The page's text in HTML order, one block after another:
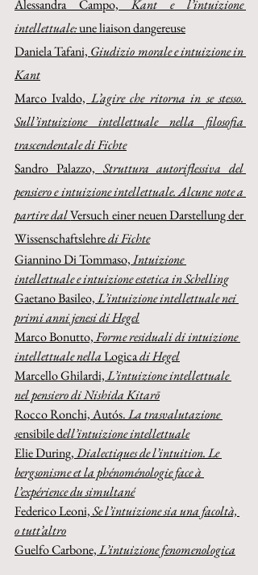
Alessandra Campo, Kant e l’intuizione
intellettuale: une liaison dangereuse
Daniela Tafani, Giudizio morale e intuizione in
Kant
Marco Ivaldo, L’agire che ritorna in se stesso.
Sull’intuizione intellettuale nella filosofia
trascendentale di Fichte
Sandro Palazzo, Struttura autoriflessiva del
pensiero e intuizione intellettuale. Alcune note a
partire dal Versuch einer neuen Darstellung der
Wissenschaftslehre di Fichte
Giannino Di Tommaso, Intuizione
intellettuale e intuizione estetica in Schelling
Gaetano Basileo, L’intuizione intellettuale nei
primi anni jenesi di Hegel
Marco Bonutto, Forme residuali di intuizione
intellettuale nella Logica di Hegel
Marcello Ghilardi, L’intuizione intellettuale
nel pensiero di Nishida Kitarō
Rocco Ronchi, Autós. La trasvalutazione
sensibile dell’intuizione intellettuale
Elie During, Dialectiques de l’intuition. Le
bergsonisme et la phénoménologie face à
l’expérience du simultané
Federico Leoni, Se l’intuizione sia una facoltà,
o tutt’altro
Guelfo Carbone, L’intuizione fenomenologica